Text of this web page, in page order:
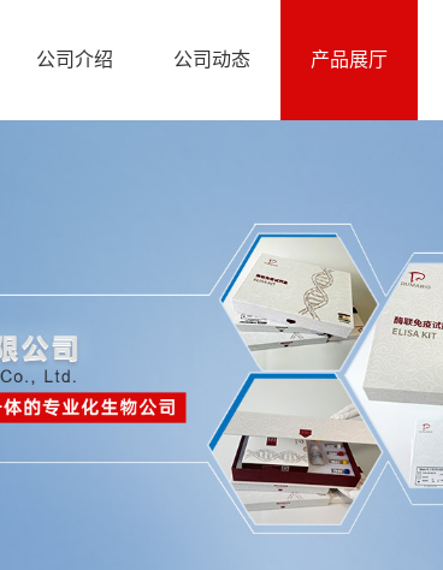
公司介绍 公司动态 产品展厅